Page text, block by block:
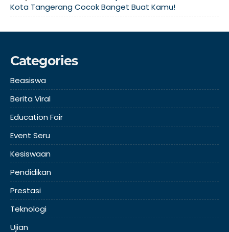
Kota Tangerang Cocok Banget Buat Kamu!
Categories
Beasiswa
Berita Viral
Education Fair
Event Seru
Kesiswaan
Pendidikan
Prestasi
Teknologi
Ujian